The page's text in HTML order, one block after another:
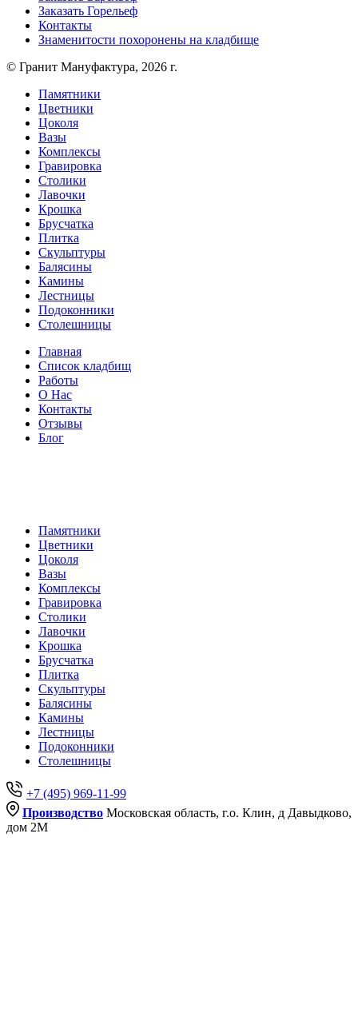
Заказать Горельеф
Контакты
Знаменитости похоронены на кладбище
© Гранит Мануфактура, 2026 г.
Памятники
Цветники
Цоколя
Вазы
Комплексы
Гравировка
Столики
Лавочки
Крошка
Брусчатка
Плитка
Скульптуры
Балясины
Камины
Лестницы
Подоконники
Столешницы
Главная
Список кладбищ
Работы
О Нас
Контакты
Отзывы
Блог
Памятники
Цветники
Цоколя
Вазы
Комплексы
Гравировка
Столики
Лавочки
Крошка
Брусчатка
Плитка
Скульптуры
Балясины
Камины
Лестницы
Подоконники
Столешницы
+7 (495) 969-11-99
Производство Московская область, г.о. Клин, д Давыдково,
дом 2М